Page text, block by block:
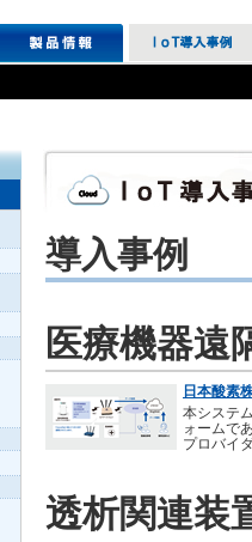
導入事例
医療機器遠
日本酸素
本システ
ォームで
プロバイ
透析関連装